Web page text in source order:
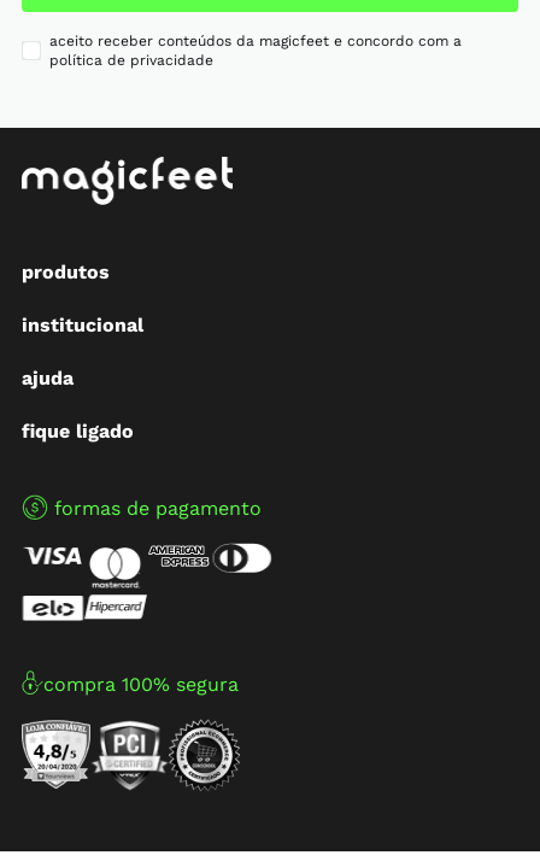
aceito receber conteúdos da magicfeet e concordo com a
política de privacidade
produtos
institucional
ajuda
fique ligado
formas de pagamento
compra 100% segura